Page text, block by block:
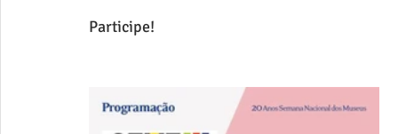
Participe!